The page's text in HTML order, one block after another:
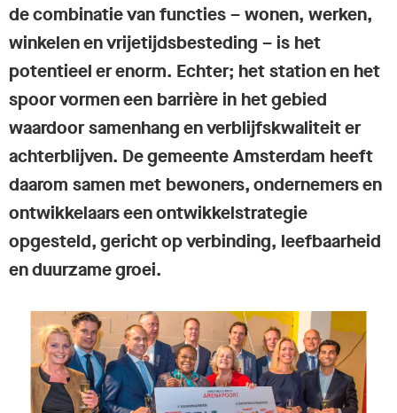
de combinatie van functies – wonen, werken,
winkelen en vrijetijdsbesteding – is het
potentieel er enorm. Echter; het station en het
spoor vormen een barrière in het gebied
waardoor samenhang en verblijfskwaliteit er
achterblijven. De gemeente Amsterdam heeft
daarom samen met bewoners, ondernemers en
ontwikkelaars een ontwikkelstrategie
opgesteld, gericht op verbinding, leefbaarheid
en duurzame groei.